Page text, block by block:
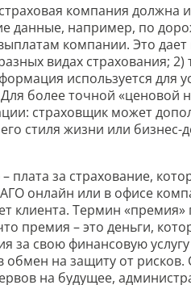
компания должна
данные, например, по
компании. Это
видах страхования;
используется для
более точной «ценовой
страховщик может
стиля жизни или бизнес-
– плата за страхование,
онлайн или в офисе
клиента. Термин
премия – это деньги,
за свою финансовую
на защиту от
на будущее,